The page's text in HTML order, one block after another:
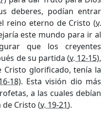
deberes, podían entrar
reino eterno de Cristo (v.
este mundo para ir al
que los creyentes
de su partida (v. 12-15),
glorificado, tenía la
18). Esta visión dio más
a las cuales debían
Cristo (v. 19-21).